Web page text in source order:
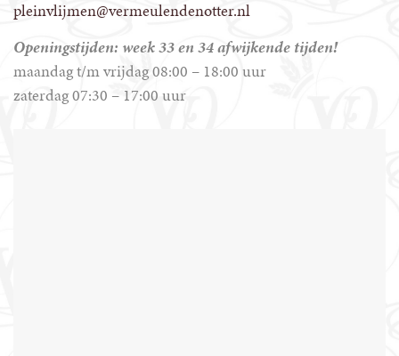
pleinvlijmen@vermeulendenotter.nl
Openingstijden: week 33 en 34 afwijkende tijden!
maandag t/m vrijdag 08:00 – 18:00 uur
zaterdag 07:30 – 17:00 uur